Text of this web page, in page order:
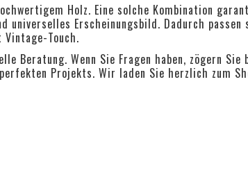
Holz. Eine solche Kombination
Erscheinungsbild. Dadurch
Touch.
Beratung. Wenn Sie Fragen haben, zögern
Projekts. Wir laden Sie herzlich zum